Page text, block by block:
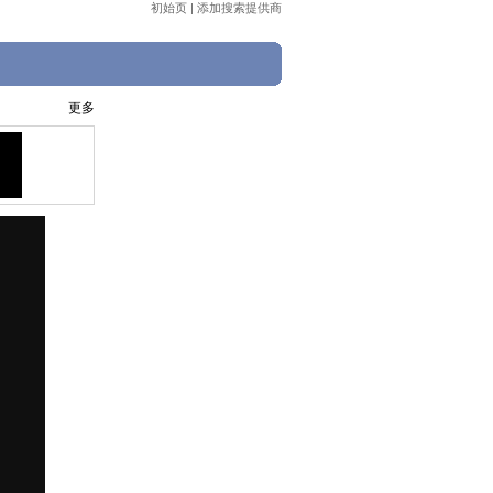
初始页 | 添加搜索提供商
更多